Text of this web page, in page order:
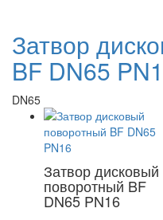
Затвор
BF DN65
DN65
Затвор дисковый
поворотный BF
DN65 PN16